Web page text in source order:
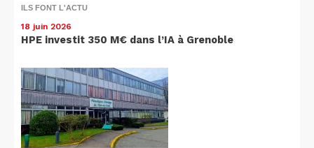
ILS FONT L'ACTU
18 juin 2026
HPE investit 350 M€ dans l’IA à Grenoble